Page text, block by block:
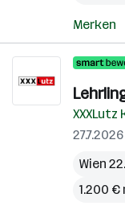
Merken
XXXLutz
27.7.2026
Wien
1.200